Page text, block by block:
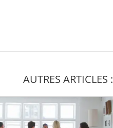
AUTRES ARTICLES :